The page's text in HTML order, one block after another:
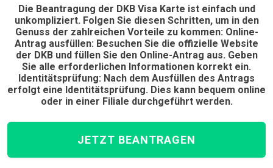
Die Beantragung der DKB Visa Karte ist einfach und
unkompliziert. Folgen Sie diesen Schritten, um in den
Genuss der zahlreichen Vorteile zu kommen: Online-
Antrag ausfüllen: Besuchen Sie die offizielle Website
der DKB und füllen Sie den Online-Antrag aus. Geben
Sie alle erforderlichen Informationen korrekt ein.
Identitätsprüfung: Nach dem Ausfüllen des Antrags
erfolgt eine Identitätsprüfung. Dies kann bequem online
oder in einer Filiale durchgeführt werden.
JETZT BEANTRAGEN